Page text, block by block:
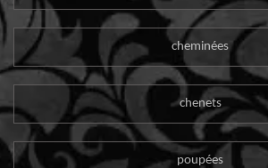
cheminées
chenets
poupées